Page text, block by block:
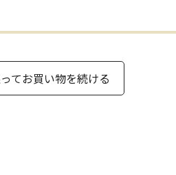
てお買い物を続ける